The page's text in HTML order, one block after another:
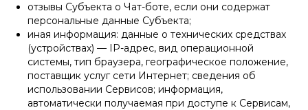
отзывы Субъекта о Чат-боте, если они содержат
персональные данные Субъекта;
иная информация: данные о технических средствах
(устройствах) — IP-адрес, вид операционной
системы, тип браузера, географическое положение,
поставщик услуг сети Интернет; сведения об
использовании Сервисов; информация,
автоматически получаемая при доступе к Сервисам,